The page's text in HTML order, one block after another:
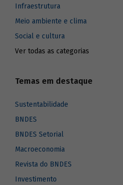
Infraestrutura
Meio ambiente e clima
Social e cultura
Ver todas as categorias
Temas em destaque
Sustentabilidade
BNDES
BNDES Setorial
Macroeconomia
Revista do BNDES
Investimento